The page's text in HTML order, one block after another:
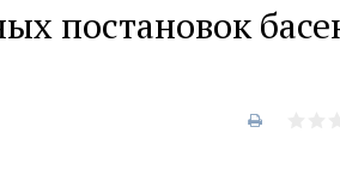
постановок